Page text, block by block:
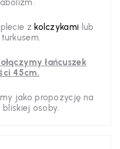
z kolczykami lub
łańcuszek
45cm.
jako propozycję na
osoby.